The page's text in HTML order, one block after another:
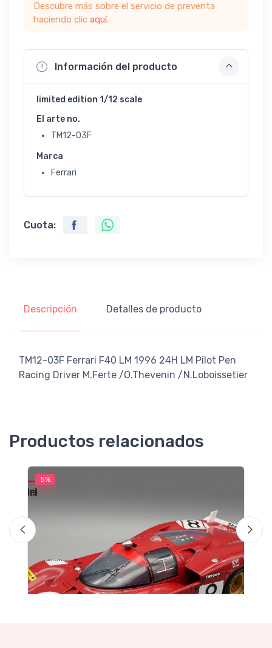
Descubre más sobre el servicio de preventa
haciendo clic aquí.
Información del producto
limited edition 1/12 scale
El arte no.
TM12-03F
Marca
Ferrari
Cuota:
Descripción Detalles de producto
TM12-03F Ferrari F40 LM 1996 24H LM Pilot Pen
Racing Driver M.Ferte /O.Thevenin /N.Loboissetier
Productos relacionados
5%